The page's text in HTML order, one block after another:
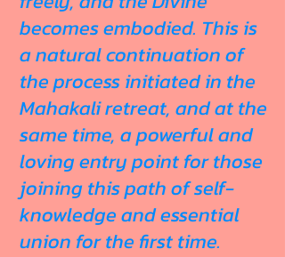
becomes embodied. This is
a natural continuation of
the process initiated in the
Mahakali retreat, and at the
same time, a powerful and
loving entry point for those
joining this path of self-
knowledge and essential
union for the first time.